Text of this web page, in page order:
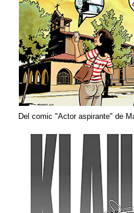
Del comic "Actor aspirante" de